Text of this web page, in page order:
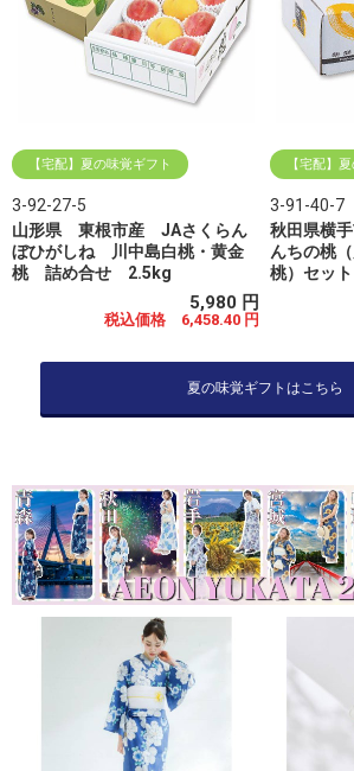
【宅配】夏の味覚ギフト
3-92-27-5
山形県 東根市産 JAさくらん
ぼひがしね 川中島白桃・黄金
桃 詰め合せ 2.5kg
5,980 円
税込価格 6,458.40 円
【宅配】
3-91-40-7
秋田県横
んちの桃
桃）セッ
夏の味覚ギフトはこちら